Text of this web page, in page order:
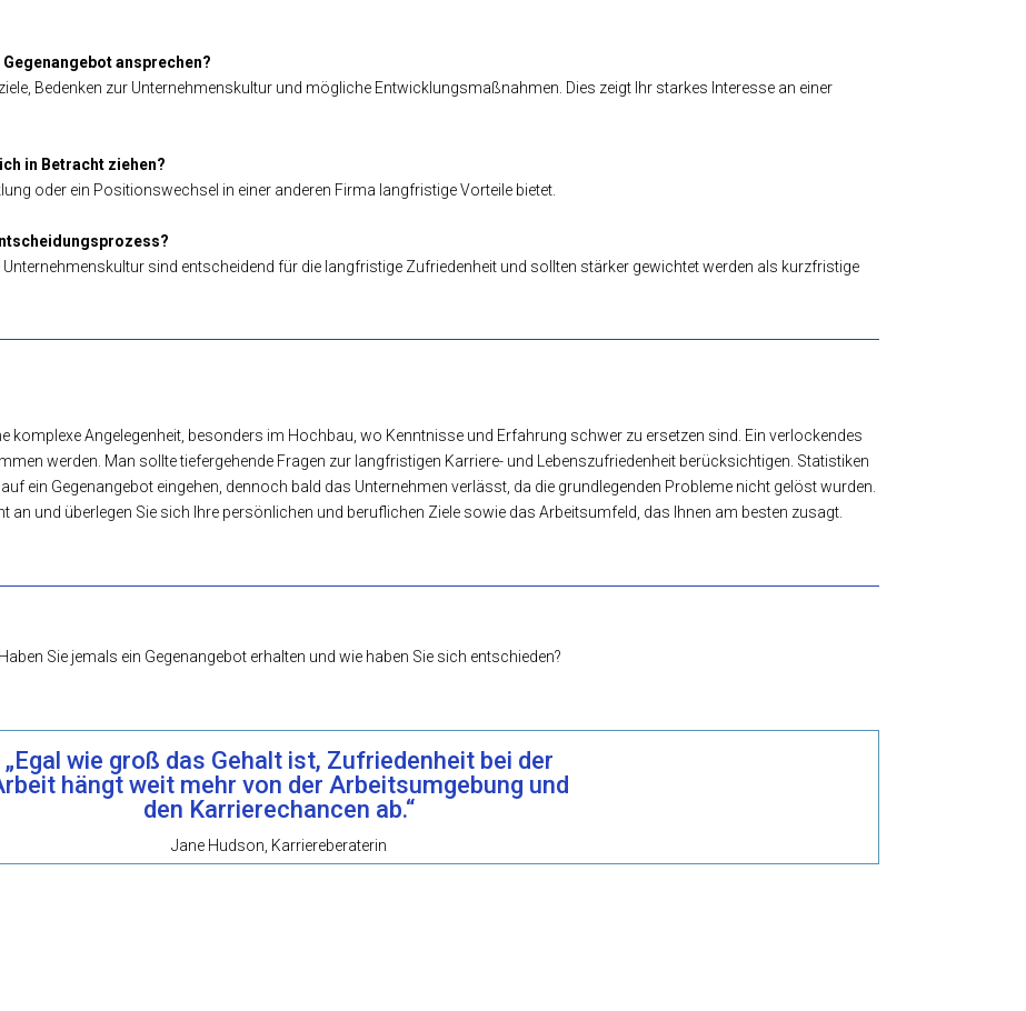
ansprechen?
Bedenken zur Unternehmenskultur und mögliche Entwicklungsmaßnahmen. Dies zeigt Ihr starkes Interesse an einer
in Betracht ziehen?
oder ein Positionswechsel in einer anderen Firma langfristige Vorteile bietet.
sind entscheidend für die langfristige Zufriedenheit und sollten stärker gewichtet werden als kurzfristige
komplexe Angelegenheit, besonders im Hochbau, wo Kenntnisse und Erfahrung schwer zu ersetzen sind. Ein verlockendes
werden. Man sollte tiefergehende Fragen zur langfristigen Karriere- und Lebenszufriedenheit berücksichtigen. Statistiken
ein Gegenangebot eingehen, dennoch bald das Unternehmen verlässt, da die grundlegenden Probleme nicht gelöst wurden.
an und überlegen Sie sich Ihre persönlichen und beruflichen Ziele sowie das Arbeitsumfeld, das Ihnen am besten zusagt.
Haben Sie jemals ein Gegenangebot erhalten und wie haben Sie sich entschieden?
„Egal wie groß das Gehalt ist, Zufriedenheit bei der
hängt weit mehr von der Arbeitsumgebung und
den Karrierechancen ab.“
Jane Hudson, Karriereberaterin